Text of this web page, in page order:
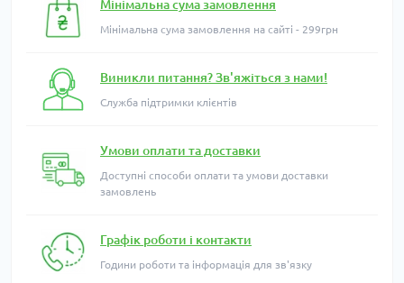
Мінімальна сума замовлення
Мінімальна сума замовлення на сайті - 299грн
Виникли питання? Зв'яжіться з нами!
Служба підтримки клієнтів
Умови оплати та доставки
Доступні способи оплати та умови доставки
замовлень
Графік роботи і контакти
Години роботи та інформація для зв'язку